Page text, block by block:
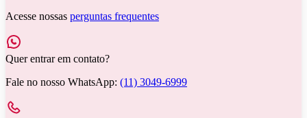
Acesse nossas perguntas frequentes
Quer entrar em contato?
Fale no nosso WhatsApp: (11) 3049-6999